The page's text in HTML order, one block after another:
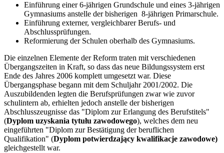
Einführung einer 6-jährigen Grundschule und eines 3-jährigen
Gymnasiums anstelle der bisherigen 8-jährigen Primarschule.
Einführung externer, vergleichbarer Berufs- und
Abschlussprüfungen.
Reformierung der Schulen oberhalb des Gymnasiums.
Die einzelnen Elemente der Reform traten mit verschiedenen
Übergangszeiten in Kraft, so dass das neue Bildungssystem erst
Ende des Jahres 2006 komplett umgesetzt war. Diese
Übergangsphase begann mit dem Schuljahr 2001/2002. Die
Auszubildenden legten die Berufsprüfungen zwar wie zuvor
schulintern ab, erhielten jedoch anstelle der bisherigen
Abschlusszeugnisse das "Diplom zur Erlangung des Berufstitels"
(Dyplom uzyskania tytułu zawodowego), welches dem neu
eingeführten "Diplom zur Bestätigung der beruflichen
Qualifikation" (Dyplom potwierdzający kwalifikacje zawodowe)
gleichgestellt war.